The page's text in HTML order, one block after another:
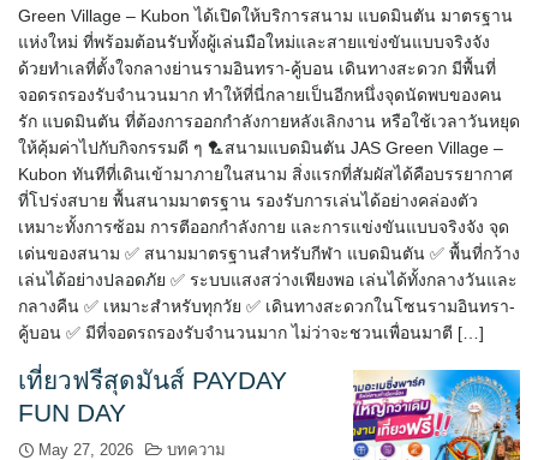
Green Village – Kubon ได้เปิดให้บริการสนาม แบดมินตัน มาตรฐาน
แห่งใหม่ ที่พร้อมต้อนรับทั้งผู้เล่นมือใหม่และสายแข่งขันแบบจริงจัง
ด้วยทำเลที่ตั้งใจกลางย่านรามอินทรา-คู้บอน เดินทางสะดวก มีพื้นที่
จอดรถรองรับจำนวนมาก ทำให้ที่นี่กลายเป็นอีกหนึ่งจุดนัดพบของคน
รัก แบดมินตัน ที่ต้องการออกกำลังกายหลังเลิกงาน หรือใช้เวลาวันหยุด
ให้คุ้มค่าไปกับกิจกรรมดี ๆ 🏸สนามแบดมินตัน JAS Green Village –
Kubon ทันทีที่เดินเข้ามาภายในสนาม สิ่งแรกที่สัมผัสได้คือบรรยากาศ
ที่โปร่งสบาย พื้นสนามมาตรฐาน รองรับการเล่นได้อย่างคล่องตัว
เหมาะทั้งการซ้อม การตีออกกำลังกาย และการแข่งขันแบบจริงจัง จุด
เด่นของสนาม ✅ สนามมาตรฐานสำหรับกีฬา แบดมินตัน ✅ พื้นที่กว้าง
เล่นได้อย่างปลอดภัย ✅ ระบบแสงสว่างเพียงพอ เล่นได้ทั้งกลางวันและ
กลางคืน ✅ เหมาะสำหรับทุกวัย ✅ เดินทางสะดวกในโซนรามอินทรา-
คู้บอน ✅ มีที่จอดรถรองรับจำนวนมาก ไม่ว่าจะชวนเพื่อนมาตี […]
เที่ยวฟรีสุดมันส์ PAYDAY
FUN DAY
May 27, 2026 บทความ